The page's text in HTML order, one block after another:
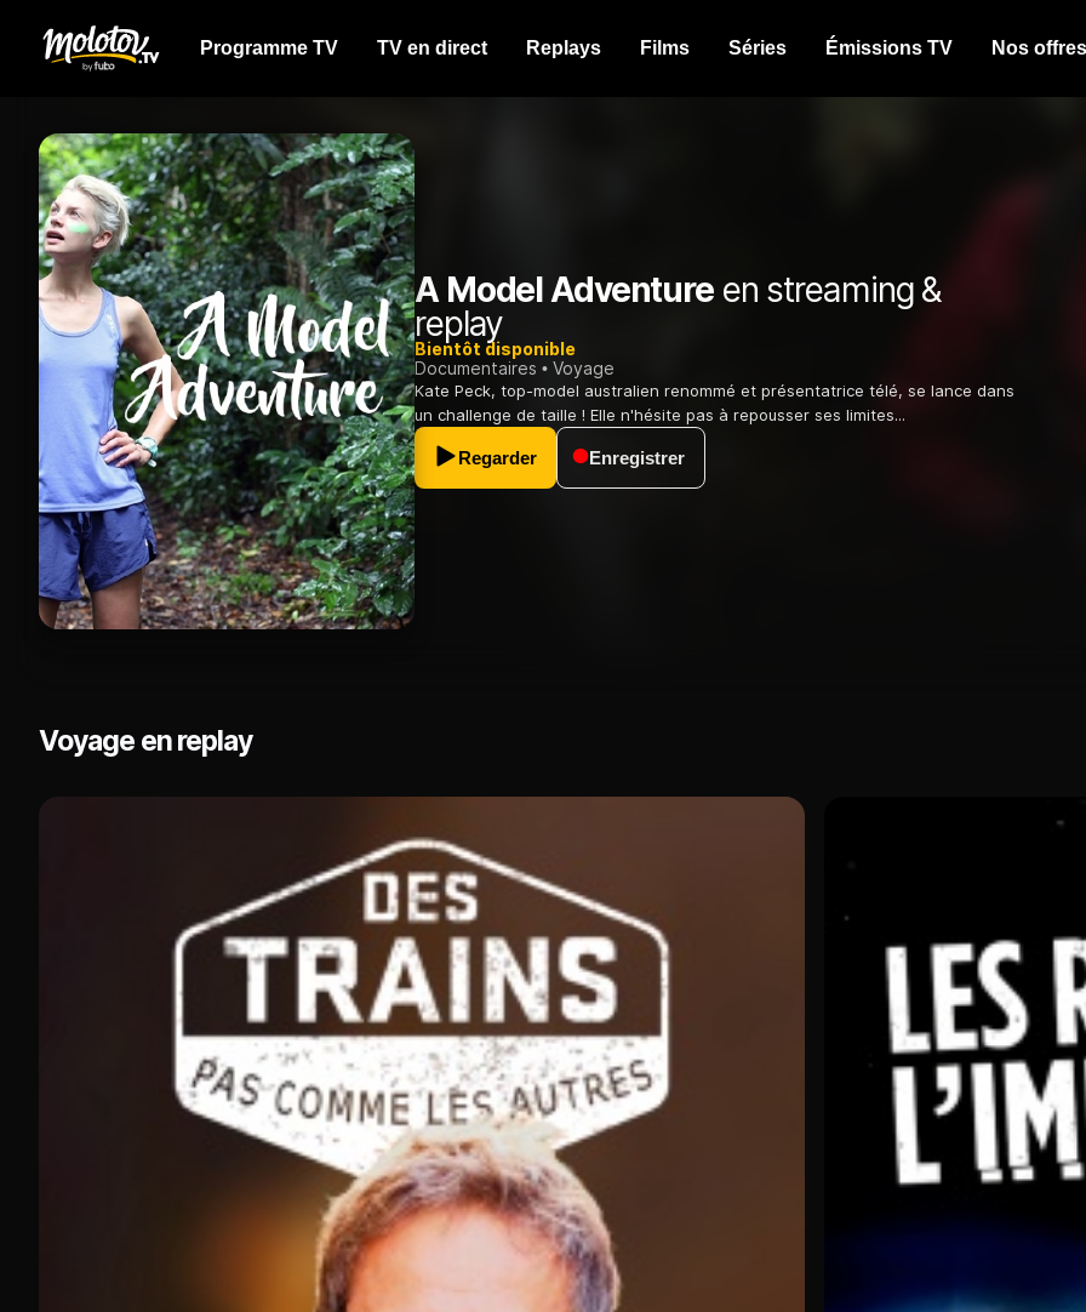
Programme TV TV en direct Replays Films Séries Émissions TV Nos offres
A Model Adventureen streaming &
replay
Bientôt disponible
Documentaires
Voyage
Kate Peck, top-model australien renommé et présentatrice télé, se lance dans
un challenge de taille ! Elle n'hésite pas à repousser ses limites...
Regarder Enregistrer
Voyage en replay